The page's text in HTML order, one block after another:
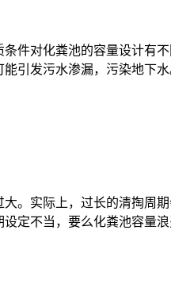
件对化粪池的容量设计有
引发污水渗漏，污染地下
。实际上，过长的清掏周
定不当，要么化粪池容量